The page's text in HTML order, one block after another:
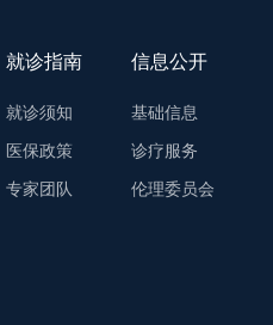
就诊指南
就诊须知
医保政策
专家团队
信息公开
基础信息
诊疗服务
伦理委员会